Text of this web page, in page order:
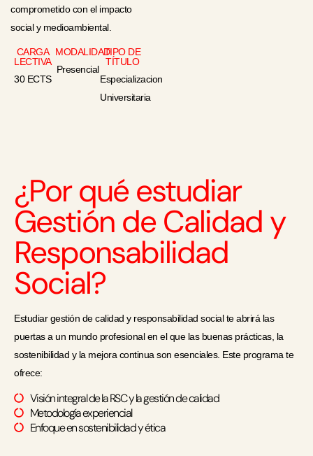
comprometido con el impacto
social y medioambiental.
CARGA
LECTIVA
30 ECTS
MODALIDAD
Presencial
TIPO DE
TÍTULO
Especializacion
Universitaria
¿Por qué estudiar
Gestión de Calidad y
Responsabilidad
Social?
Estudiar gestión de calidad y responsabilidad social te abrirá las
puertas a un mundo profesional en el que las buenas prácticas, la
sostenibilidad y la mejora continua son esenciales. Este programa te
ofrece:
Visión integral de la RSC y la gestión de calidad
Metodología experiencial
Enfoque en sostenibilidad y ética